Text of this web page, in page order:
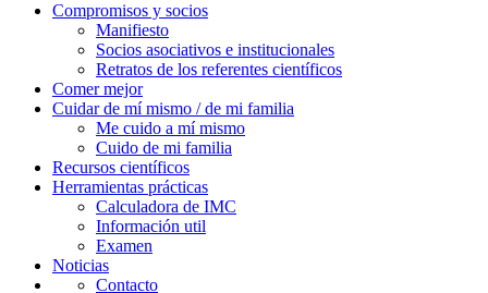
Compromisos y socios
Manifiesto
Socios asociativos e institucionales
Retratos de los referentes científicos
Comer mejor
Cuidar de mí mismo / de mi familia
Me cuido a mí mismo
Cuido de mi familia
Recursos científicos
Herramientas prácticas
Calculadora de IMC
Información util
Examen
Noticias
Contacto